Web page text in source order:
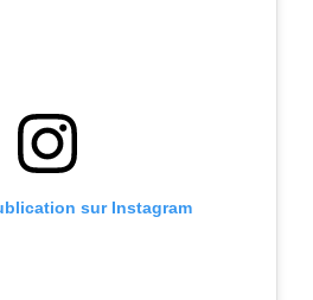
sur Instagram